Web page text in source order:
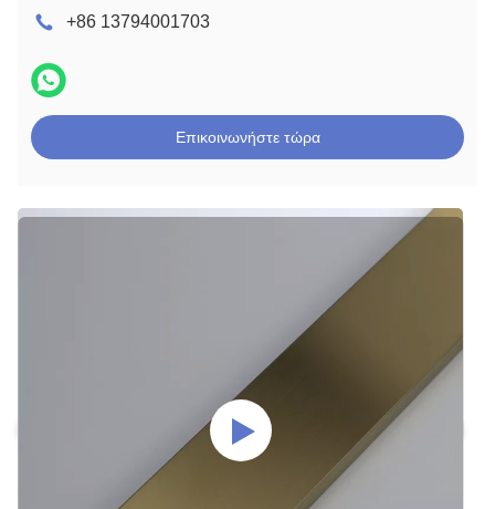
+86 13794001703
Επικοινωνήστε τώρα